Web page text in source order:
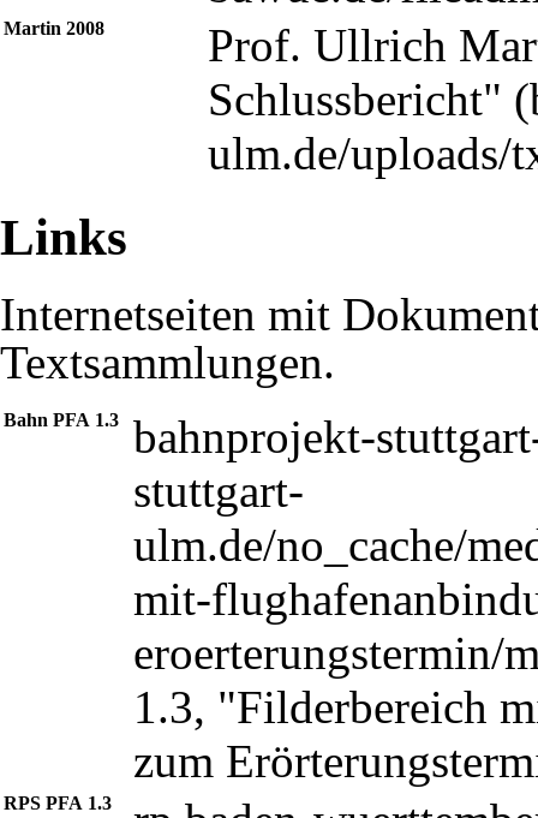
Martin 2008
Prof. Ullrich
Schlussbericht" (
Links
Internetseiten mit
Textsammlungen.
Bahn PFA 1.3 bahnprojekt-
1.3, "Filderbereich
zum
RPS PFA 1.3